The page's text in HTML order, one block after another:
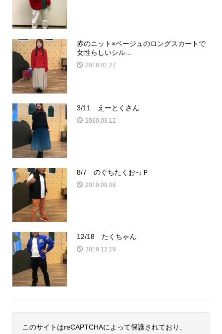
赤のニット×ベージュのロングスカートで
女性らしいシル...
2018.01.27
3/11 えーとくさん
2020.03.12
8/7 のぐちたくおっＰ
2019.08.08
12/18 たくちゃん
2019.12.19
このサイトはreCAPTCHAによって保護されており、